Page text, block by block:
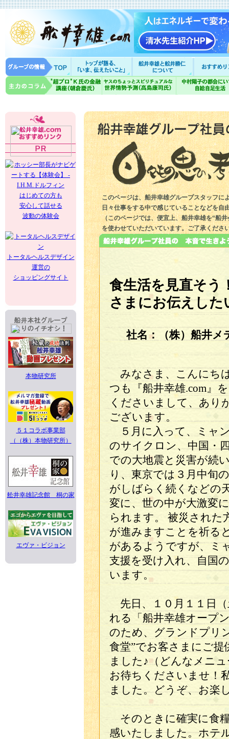
はじめての方も
安心して話せる
波動の体験会
トータルヘルスデザイン
運営の
ショッピングサイト
本物研究所
５１コラボ事業部
（（株）本物研究所）
舩井幸雄記念館 桐の家
エヴァ・ビジョン
このページは、船井幸雄グループスタッフに
日々仕事をする中で感じていることなどを自
（このページでは、便宜上、船井幸雄を“船
を使わせていただいています。ご了承くださ
食生活を見直そ
さまにお伝えした
社名：（株）船井
みなさま、こんにち
つも『船井幸雄.com』
くださいまして、あり
ございます。
５月に入って、ミャ
のサイクロン、中国・
での大地震と災害が続
り、東京では３月中旬
がしばらく続くなどの
変に、世の中が大激変
られます。 被災された
が進みますことを祈る
があるようですが、ミ
支援を受け入れ、自国
います。
先日、１０月１１日
れる「船井幸雄オープ
のため、グランドプリ
食堂”でお客さまにご
ました♪（どんなメニ
お待ちくださいませ！
ました。どうぞ、お楽
そのときに確実に食
感いたしました。ホテ